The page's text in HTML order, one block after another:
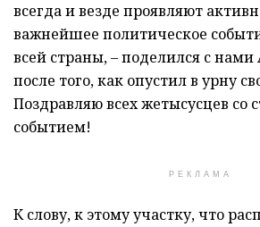
всегда и везде проявляют
важнейшее политическое
всей страны, – поделился с нами
после того, как опустил в урну
Поздравляю всех жетысусцев со
событием!
РЕКЛАМА
К слову, к этому участку, что